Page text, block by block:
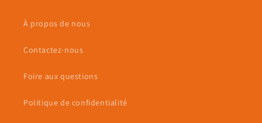
À propos de nous
Contactez-nous
Foire aux questions
Politique de confidentialité